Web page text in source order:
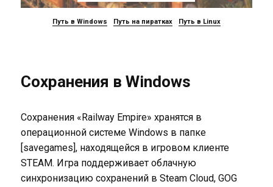
Путь в Windows Путь на пиратках Путь в Linux
Сохранения в Windows
Сохранения «Railway Empire» хранятся в
операционной системе Windows в папке
[savegames], находящейся в игровом клиенте
STEAM. Игра поддерживает облачную
синхронизацию сохранений в Steam Cloud, GOG